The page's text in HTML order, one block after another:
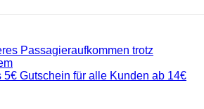
Passagieraufkommen trotz
5€ Gutschein für alle Kunden ab 14€